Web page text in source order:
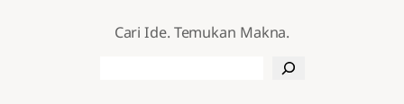
Cari Ide. Temukan Makna.